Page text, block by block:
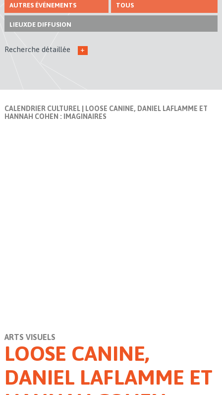
AUTRES ÉVÉNEMENTS TOUS
LIEUXDE DIFFUSION
Recherche détaillée +
CALENDRIER CULTUREL| LOOSE CANINE, DANIEL LAFLAMME ET
HANNAH COHEN : IMAGINAIRES
ARTS VISUELS
LOOSE CANINE,
DANIEL LAFLAMME ET